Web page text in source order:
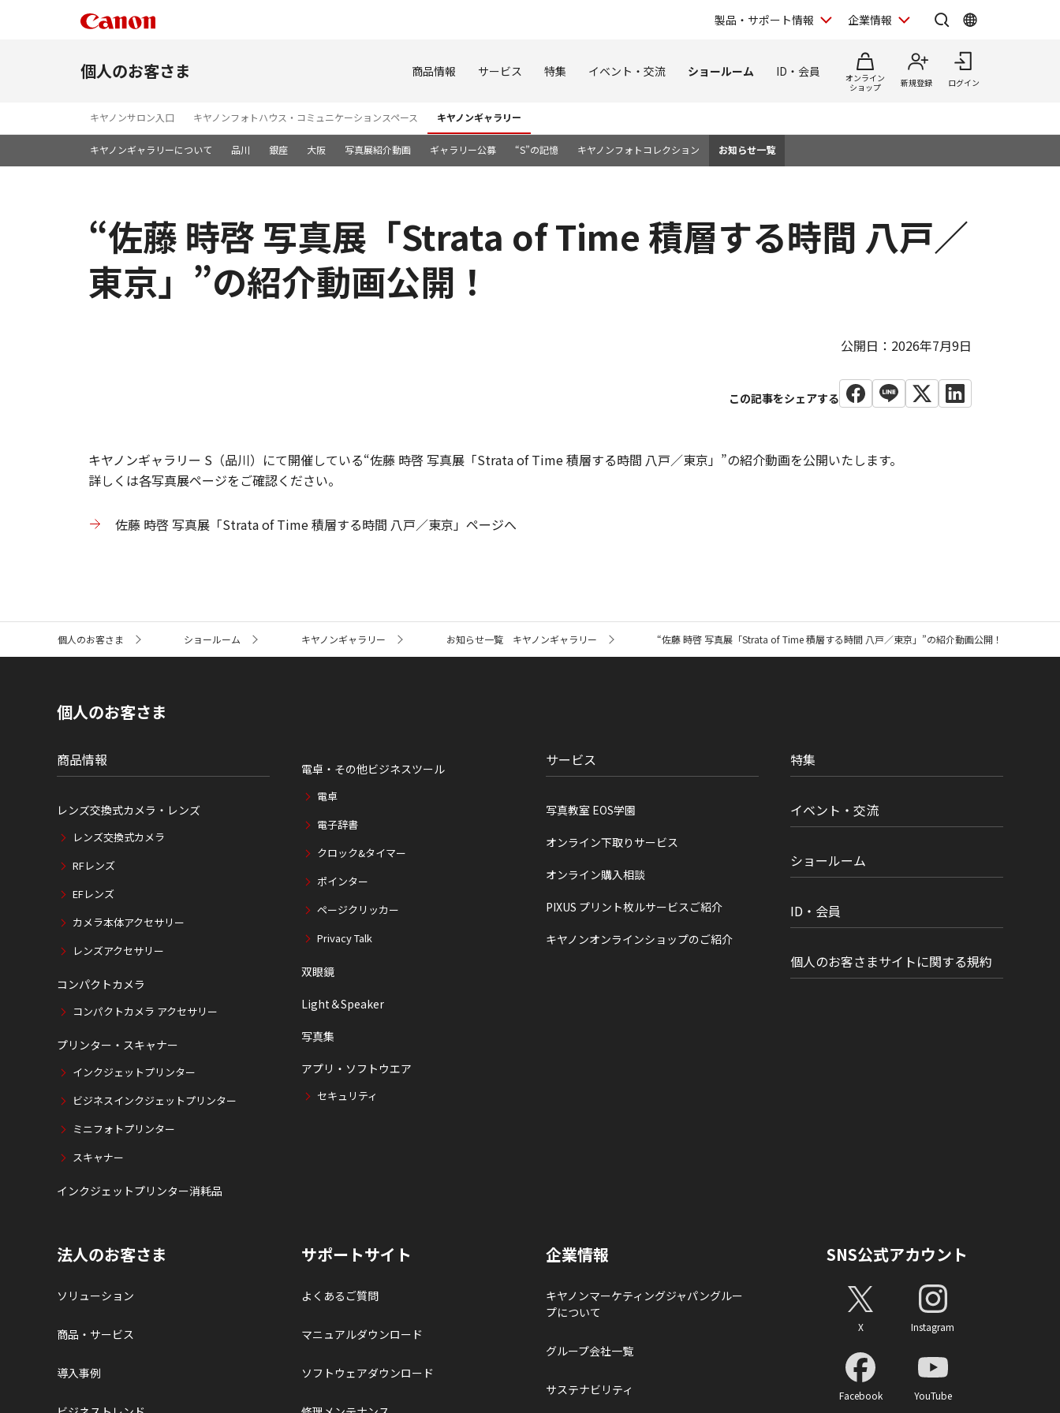
製品・サポート情報 企業情報
個人のお客さま 商品情報 サービス 特集 イベント・交流 ショールーム ID・会員
オンライン
ショップ
新規登録 ログイン
キヤノンサロン入口 キヤノンフォトハウス・コミュニケーションスペース キヤノンギャラリー
キヤノンギャラリーについて 品川 銀座 大阪 写真展紹介動画 ギャラリー公募 “S”の記憶 キヤノンフォトコレクション お知らせ一覧
“佐藤 時啓 写真展「Strata of Time 積層する時間 八戸／
東京」”の紹介動画公開！
公開日：2026年7月9日
キヤノンギャラリー S（品川）にて開催している“佐藤 時啓 写真展「Strata of Time 積層する時間 八戸／東京」”の紹介動画を公開いたします。
詳しくは各写真展ページをご確認ください。
佐藤 時啓 写真展「Strata of Time 積層する時間 八戸／東京」ページへ
ト
個人のお客さま ショールーム キヤノンギャラリー お知らせ一覧 キヤノンギャラリー “佐藤 時啓 写真展「Strata of Time 積層する時間 八戸／東京」”の紹介動画公開！
個人のお客さま
商品情報
レンズ交換式カメラ・レンズ
レンズ交換式カメラ
RFレンズ
EFレンズ
カメラ本体アクセサリー
レンズアクセサリー
コンパクトカメラ
コンパクトカメラ アクセサリー
プリンター・スキャナー
インクジェットプリンター
ビジネスインクジェットプリンター
ミニフォトプリンター
スキャナー
インクジェットプリンター消耗品
電卓・その他ビジネスツール
電卓
電子辞書
クロック&タイマー
ポインター
ページクリッカー
Privacy Talk
双眼鏡
Light＆Speaker
写真集
アプリ・ソフトウエア
セキュリティ
サービス
写真教室 EOS学園
オンライン下取りサービス
オンライン購入相談
PIXUS プリント枚ルサービスご紹介
キヤノンオンラインショップのご紹介
特集
イベント・交流
ショールーム
ID・会員
個人のお客さまサイトに関する規約
法人のお客さま
ソリューション
商品・サービス
導入事例
サポートサイト
よくあるご質問
マニュアルダウンロード
ソフトウェアダウンロード
企業情報
キヤノンマーケティングジャパングルー
プについて
グループ会社一覧
サステナビリティ
SNS公式アカウント
X Instagram
Facebook YouTube